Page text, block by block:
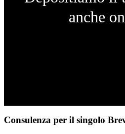
anche
Consulenza per il singolo